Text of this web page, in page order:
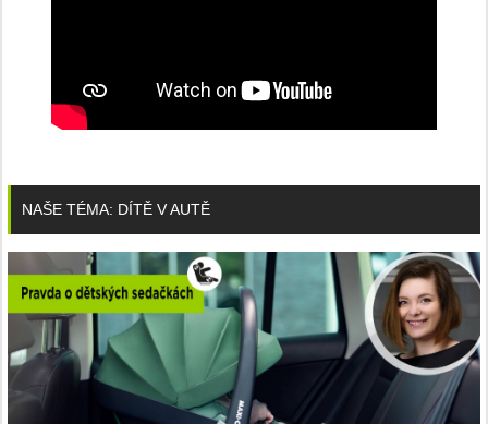
NAŠE TÉMA: DÍTĚ V AUTĚ